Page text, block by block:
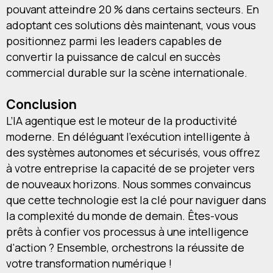
pouvant atteindre 20 % dans certains secteurs. En
adoptant ces solutions dès maintenant, vous vous
positionnez parmi les leaders capables de
convertir la puissance de calcul en succès
commercial durable sur la scène internationale.
Conclusion
L’IA agentique est le moteur de la productivité
moderne. En déléguant l'exécution intelligente à
des systèmes autonomes et sécurisés, vous offrez
à votre entreprise la capacité de se projeter vers
de nouveaux horizons. Nous sommes convaincus
que cette technologie est la clé pour naviguer dans
la complexité du monde de demain. Êtes-vous
prêts à confier vos processus à une intelligence
d'action ? Ensemble, orchestrons la réussite de
votre transformation numérique !